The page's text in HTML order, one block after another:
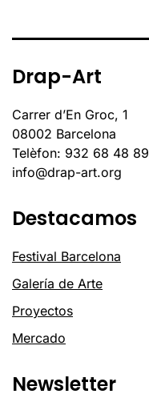
Drap-Art
Carrer d’En Groc, 1
08002 Barcelona
Telèfon: 932 68 48 89
info@drap-art.org
Destacamos
Festival Barcelona
Galería de Arte
Proyectos
Mercado
Newsletter